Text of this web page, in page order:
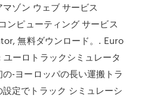
ゾン ウェブ サービス
ンピューティング サービス
無料ダウンロード。. Euro
ーロトラックシミュレータ
-ヨーロッパの長い運搬トラ
定でトラック シミュレーシ